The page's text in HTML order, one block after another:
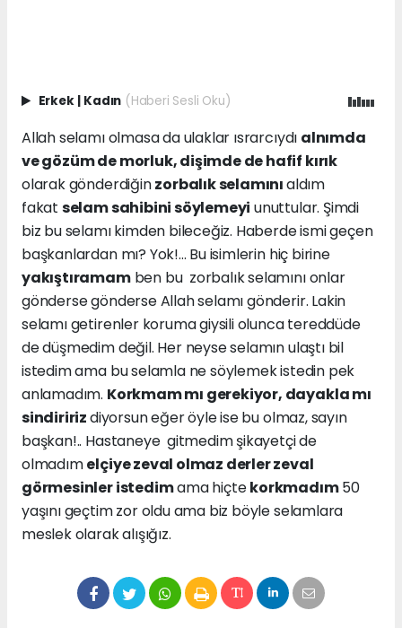
Erkek Kadın (Haberi Sesli Oku)
Allah selamı olmasa da ulaklar ısrarcıydı alnımda
ve gözüm de morluk, dişimde de hafif kırık
olarak gönderdiğinzorbalık selamınıaldım
fakat selam sahibini söylemeyi unuttular. Şimdi
biz bu selamı kimden bileceğiz. Haberde ismi geçen
başkanlardan mı? Yok!... Bu isimlerin hiç birine
yakıştıramamben bu zorbalık selamını onlar
gönderse gönderse Allah selamı gönderir. Lakin
selamı getirenler koruma giysili olunca tereddüde
de düşmedim değil. Her neyse selamın ulaştı bil
istedim ama bu selamla ne söylemek istedin pek
anlamadım. Korkmam mı gerekiyor, dayakla mı
sindiririzdiyorsun eğer öyle ise bu olmaz, sayın
başkan!.. Hastaneye gitmedim şikayetçi de
olmadımelçiye zeval olmaz derler zeval
görmesinler istedimama hiçtekorkmadım50
yaşını geçtim zor oldu ama biz böyle selamlara
meslek olarak alışığız.